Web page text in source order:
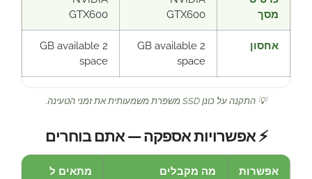
מסך
GTX600
GTX600
אחסון
2 GB available
space
2 GB available
space
💡 התקנה על כונן SSD משפרת משמעותית את זמני הטעינה.
⚡ אפשרויות אספקה — אתם בוחרים
אפשרות מה מקבלים מתאים ל